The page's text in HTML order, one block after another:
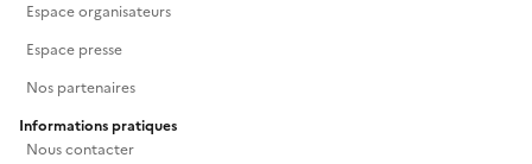
Espace organisateurs
Espace presse
Nos partenaires
Informations pratiques
Nous contacter